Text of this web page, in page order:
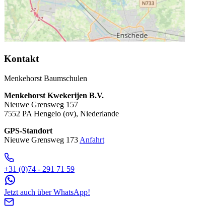
Kontakt
Menkehorst Baumschulen
Menkehorst Kwekerijen B.V.
Nieuwe Grensweg 157
7552 PA Hengelo (ov), Niederlande
GPS-Standort
Nieuwe Grensweg 173 Anfahrt
+31 (0)74 - 291 71 59
Jetzt auch über WhatsApp!